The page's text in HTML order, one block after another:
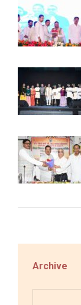
Archive